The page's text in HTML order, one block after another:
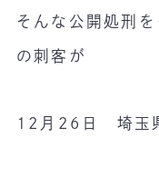
そんな公開処刑
の刺客が
12月26日 埼玉